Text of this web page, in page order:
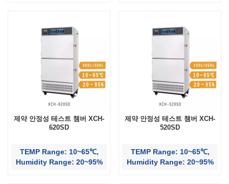
제약 안정성 테스트 챔버 XCH-
620SD
TEMP Range: 10~65℃,
Humidity Range: 20~95%
제약 안정성 테스트 챔버 XCH-
520SD
TEMP Range: 10~65℃,
Humidity Range: 20~95%